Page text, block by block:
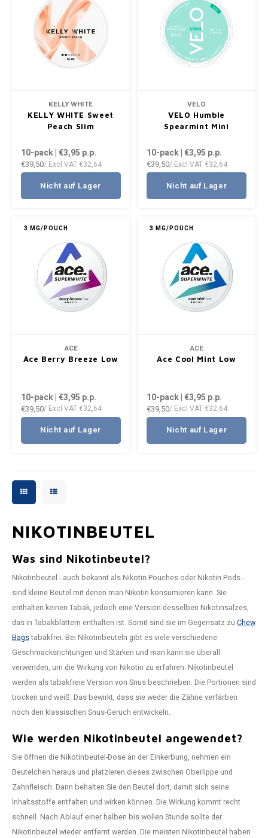
KELLY WHITE
KELLY WHITE Sweet
Peach Slim
10-pack | €3,95 p.p.
€39,50/ Excl VAT €32,64
Nicht auf Lager
VELO
VELO Humble
Spearmint Mini
10-pack | €3,95 p.p.
€39,50/ Excl VAT €32,64
Nicht auf Lager
3 MG/POUCH
ACE
Ace Berry Breeze Low
10-pack | €3,95 p.p.
€39,50/ Excl VAT €32,64
Nicht auf Lager
3 MG/POUCH
ACE
Ace Cool Mint Low
10-pack | €3,95 p.p.
€39,50/ Excl VAT €32,64
Nicht auf Lager
NIKOTINBEUTEL
Was sind Nikotinbeutel?
Nikotinbeutel - auch bekannt als Nikotin Pouches oder Nikotin Pods -
sind kleine Beutel mit denen man Nikotin konsumieren kann. Sie
enthalten keinen Tabak, jedoch eine Version desselben Nikotinsalzes,
das in Tabakblättern enthalten ist. Somit sind sie im Gegensatz zu Chew
Bagstabakfrei. Bei Nikotinbeuteln gibt es viele verschiedene
Geschmacksrichtungen und Stärken und man kann sie überall
verwenden, um die Wirkung von Nikotin zu erfahren. Nikotinbeutel
werden als tabakfreie Version von Snus beschrieben. Die Portionen sind
trocken und weiß. Das bewirkt, dass sie weder die Zähne verfärben
noch den klassischen Snus-Geruch entwickeln.
Wie werden Nikotinbeutel angewendet?
Sie öffnen die Nikotinbeutel-Dose an der Einkerbung, nehmen ein
Beutelchen heraus und platzieren dieses zwischen Oberlippe und
Zahnfleisch. Dann behalten Sie den Beutel dort, damit sich seine
Inhaltsstoffe entfalten und wirken können. Die Wirkung kommt recht
schnell. Nach Ablauf einer halben bis wollen Stunde sollte der
Nikotinbeutel wieder entfernt werden. Die meisten Nikotinbeutel haben